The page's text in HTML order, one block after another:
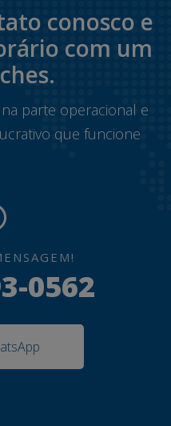
conosco e
com um
parte operacional e
que funcione
0562